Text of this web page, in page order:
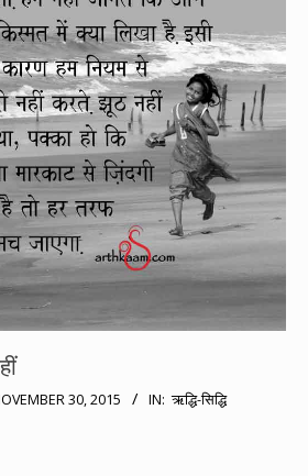
30, 2015 IN: ऋद्धि-सिद्धि